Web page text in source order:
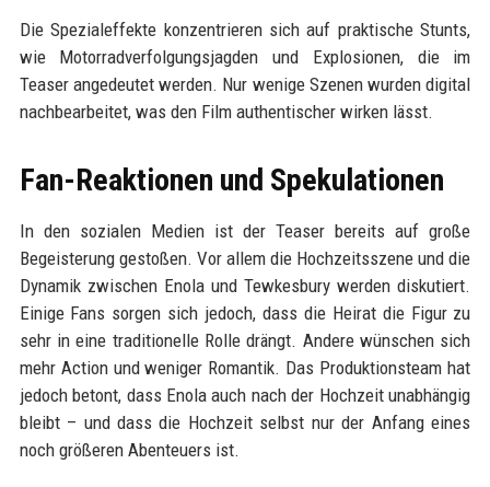
Die Spezialeffekte konzentrieren sich auf praktische Stunts,
wie Motorradverfolgungsjagden und Explosionen, die im
Teaser angedeutet werden. Nur wenige Szenen wurden digital
nachbearbeitet, was den Film authentischer wirken lässt.
Fan-Reaktionen und Spekulationen
In den sozialen Medien ist der Teaser bereits auf große
Begeisterung gestoßen. Vor allem die Hochzeitsszene und die
Dynamik zwischen Enola und Tewkesbury werden diskutiert.
Einige Fans sorgen sich jedoch, dass die Heirat die Figur zu
sehr in eine traditionelle Rolle drängt. Andere wünschen sich
mehr Action und weniger Romantik. Das Produktionsteam hat
jedoch betont, dass Enola auch nach der Hochzeit unabhängig
bleibt – und dass die Hochzeit selbst nur der Anfang eines
noch größeren Abenteuers ist.